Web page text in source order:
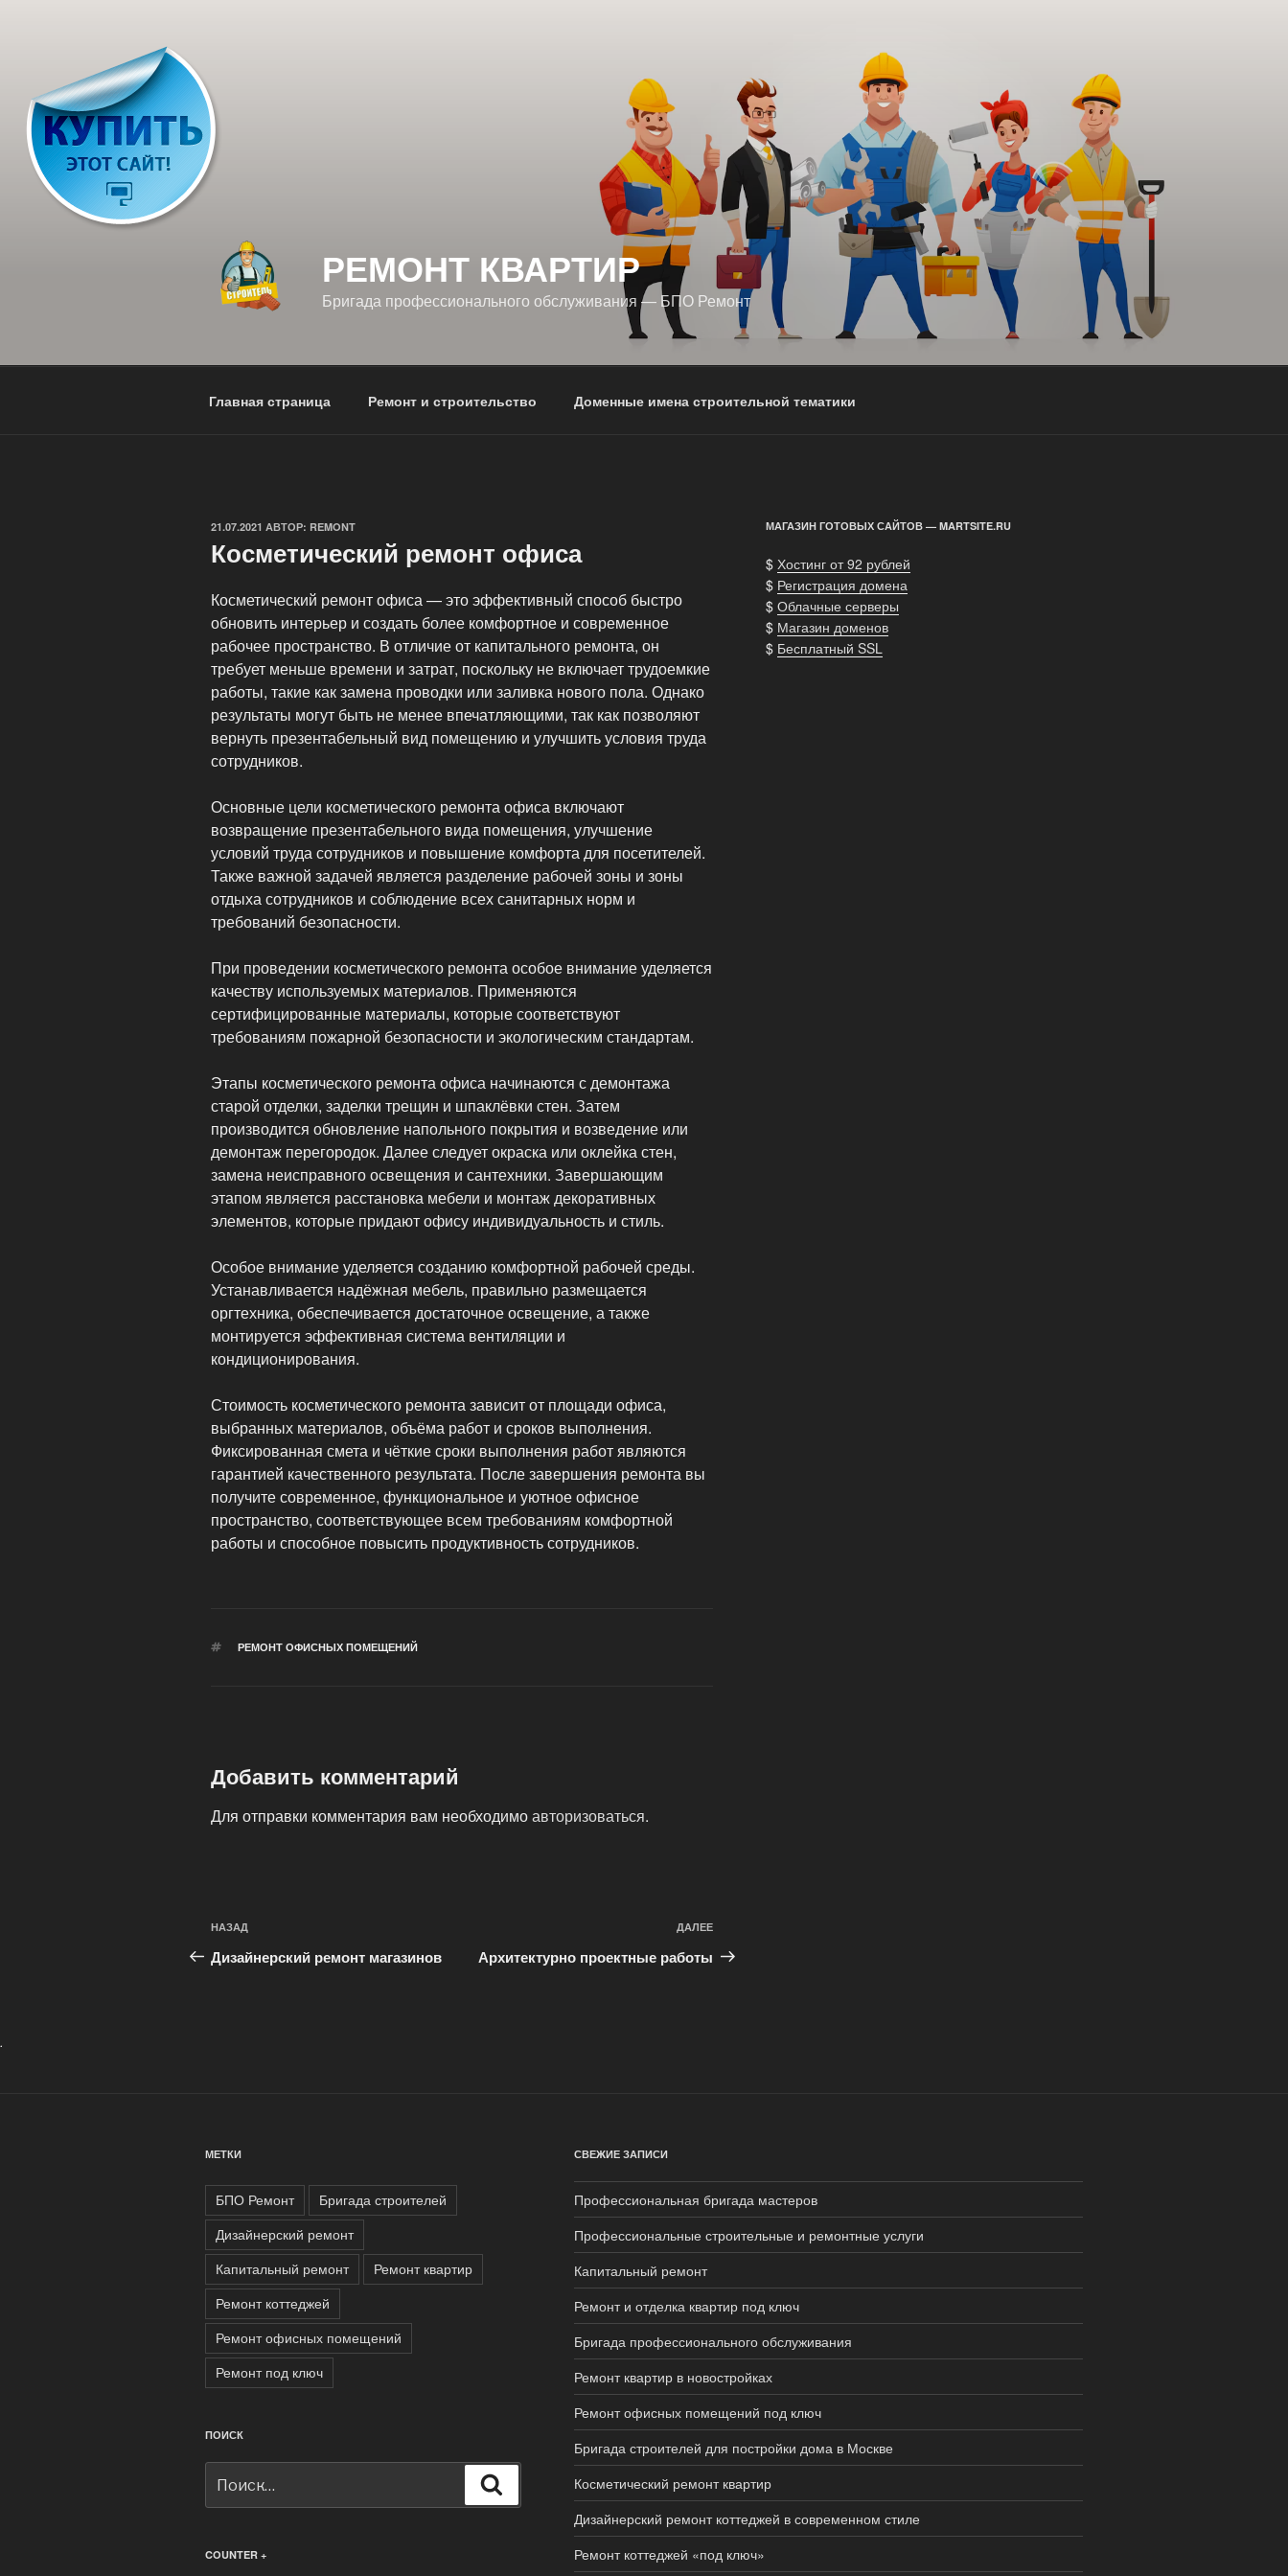
РЕМОНТ КВАРТИР
Бригада профессионального обслуживания — БПО Ремонт
Главная страница Ремонт и строительство Доменные имена строительной тематики
ОПУБЛИКОВАНО
21.07.2021 АВТОР: REMONT
Косметический ремонт офиса
Косметический ремонт офиса — это эффективный способ быстро
обновить интерьер и создать более комфортное и современное
рабочее пространство. В отличие от капитального ремонта, он
требует меньше времени и затрат, поскольку не включает трудоемкие
работы, такие как замена проводки или заливка нового пола. Однако
результаты могут быть не менее впечатляющими, так как позволяют
вернуть презентабельный вид помещению и улучшить условия труда
сотрудников.
Основные цели косметического ремонта офиса включают
возвращение презентабельного вида помещения, улучшение
условий труда сотрудников и повышение комфорта для посетителей.
Также важной задачей является разделение рабочей зоны и зоны
отдыха сотрудников и соблюдение всех санитарных норм и
требований безопасности.
При проведении косметического ремонта особое внимание уделяется
качеству используемых материалов. Применяются
сертифицированные материалы, которые соответствуют
требованиям пожарной безопасности и экологическим стандартам.
Этапы косметического ремонта офиса начинаются с демонтажа
старой отделки, заделки трещин и шпаклёвки стен. Затем
производится обновление напольного покрытия и возведение или
демонтаж перегородок. Далее следует окраска или оклейка стен,
замена неисправного освещения и сантехники. Завершающим
этапом является расстановка мебели и монтаж декоративных
элементов, которые придают офису индивидуальность и стиль.
Особое внимание уделяется созданию комфортной рабочей среды.
Устанавливается надёжная мебель, правильно размещается
оргтехника, обеспечивается достаточное освещение, а также
монтируется эффективная система вентиляции и
кондиционирования.
Стоимость косметического ремонта зависит от площади офиса,
выбранных материалов, объёма работ и сроков выполнения.
Фиксированная смета и чёткие сроки выполнения работ являются
гарантией качественного результата. После завершения ремонта вы
получите современное, функциональное и уютное офисное
пространство, соответствующее всем требованиям комфортной
работы и способное повысить продуктивность сотрудников.
МЕТКИ
РЕМОНТ ОФИСНЫХ ПОМЕЩЕНИЙ
Добавить комментарий
Для отправки комментария вам необходимоавторизоваться.
Навигация
по
Предыдущая
запись:
НАЗАД
Дизайнерский ремонт магазинов
запись
ДАЛЕЕ
Архитектурно проектные работы
МАГАЗИН ГОТОВЫХ САЙТОВ — MARTSITE.RU
$ Хостинг от 92 рублей
$ Регистрация домена
$ Облачные серверы
$ Магазин доменов
$ Бесплатный SSL
.
МЕТКИ
БПО Ремонт
Бригада строителей
Дизайнерский ремонт
Капитальный ремонт
Ремонт квартир
Ремонт коттеджей
Ремонт офисных помещений
Ремонт под ключ
ПОИСК
COUNTER +
СВЕЖИЕ ЗАПИСИ
Профессиональная бригада мастеров
Профессиональные строительные и ремонтные услуги
Капитальный ремонт
Ремонт и отделка квартир под ключ
Бригада профессионального обслуживания
Ремонт квартир в новостройках
Ремонт офисных помещений под ключ
Бригада строителей для постройки дома в Москве
Косметический ремонт квартир
Дизайнерский ремонт коттеджей в современном стиле
Ремонт коттеджей «под ключ»